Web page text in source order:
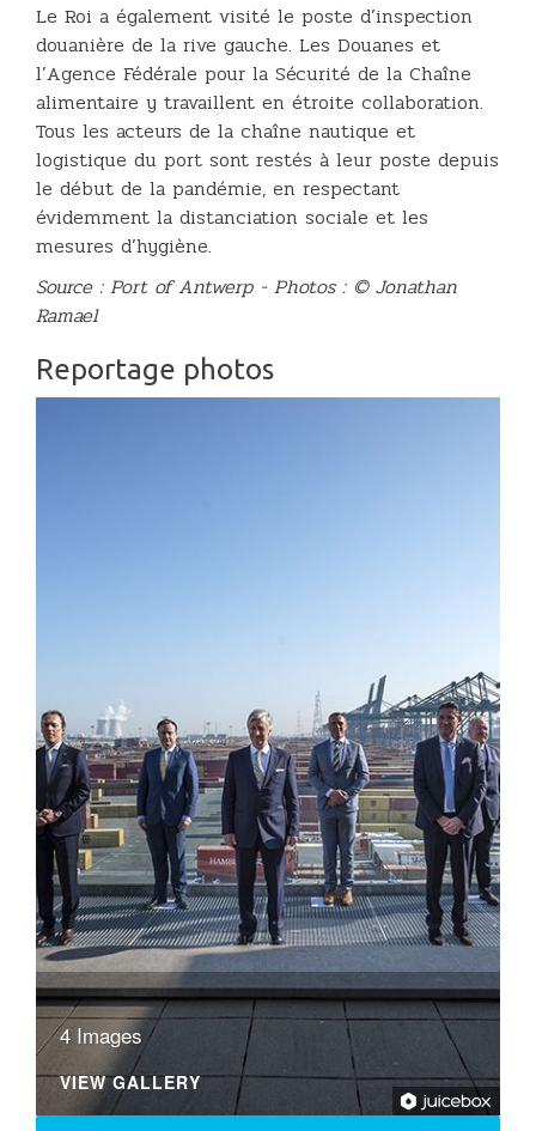
Le Roi a également visité le poste d’inspection
douanière de la rive gauche. Les Douanes et
l’Agence Fédérale pour la Sécurité de la Chaîne
alimentaire y travaillent en étroite collaboration.
Tous les acteurs de la chaîne nautique et
logistique du port sont restés à leur poste depuis
le début de la pandémie, en respectant
évidemment la distanciation sociale et les
mesures d’hygiène.
Source : Port of Antwerp - Photos : © Jonathan
Ramael
Reportage photos
4 Images
VIEW GALLERY